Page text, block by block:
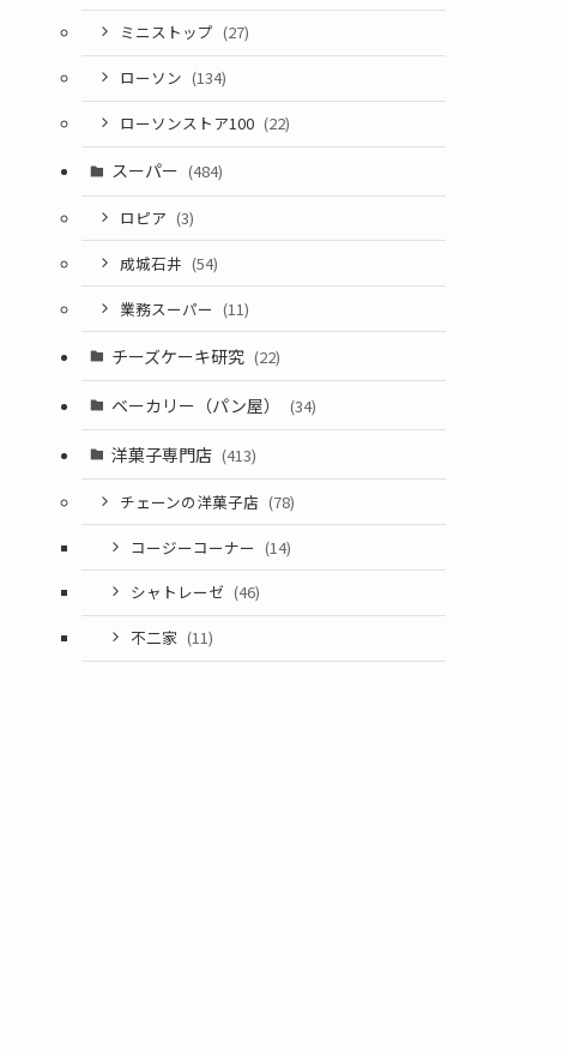
ミニストップ (27)
ローソン (134)
ローソンストア100 (22)
スーパー (484)
ロピア (3)
成城石井 (54)
業務スーパー (11)
チーズケーキ研究 (22)
ベーカリー（パン屋） (34)
洋菓子専門店 (413)
チェーンの洋菓子店 (78)
コージーコーナー (14)
シャトレーゼ (46)
不二家 (11)